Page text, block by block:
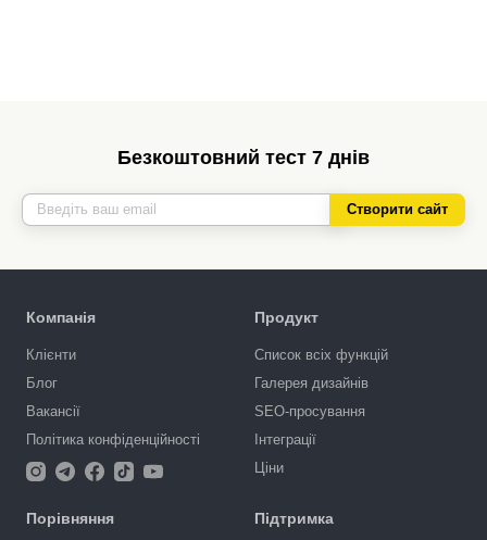
Безкоштовний тест 7 днів
Створити сайт
Компанія
Клієнти
Блог
Вакансії
Політика конфіденційності
Продукт
Список всіх функцій
Галерея дизайнів
SEO-просування
Інтеграції
Ціни
Порівняння Підтримка